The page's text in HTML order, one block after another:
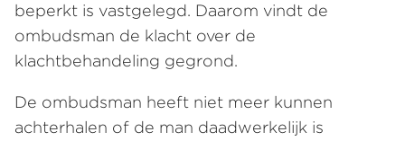
beperkt is vastgelegd. Daarom vindt de
ombudsman de klacht over de
klachtbehandeling gegrond.
De ombudsman heeft niet meer kunnen
achterhalen of de man daadwerkelijk is